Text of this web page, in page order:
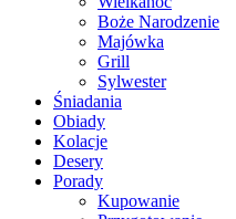
Boże Narodzenie
Majówka
Grill
Sylwester
Śniadania
Obiady
Kolacje
Desery
Porady
Kupowanie